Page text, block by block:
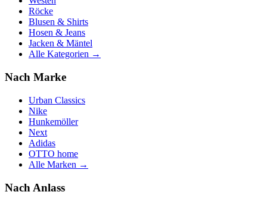
Röcke
Blusen & Shirts
Hosen & Jeans
Jacken & Mäntel
Alle Kategorien →
Nach Marke
Urban Classics
Nike
Hunkemöller
Next
Adidas
OTTO home
Alle Marken →
Nach Anlass